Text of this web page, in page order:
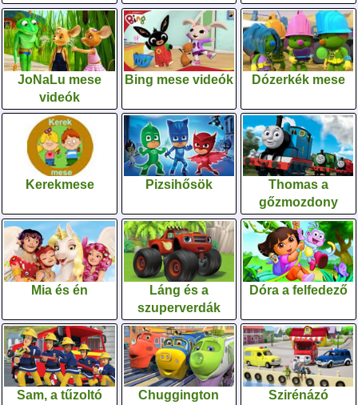
JoNaLu mese
videók
Bing mese videók Dózerkék mese
Kerekmese Pizsihősök
Thomas a
gőzmozdony
Mia és én
Láng és a
szuperverdák
Dóra a felfedező
Sam, a tűzoltó Chuggington
Szirénázó